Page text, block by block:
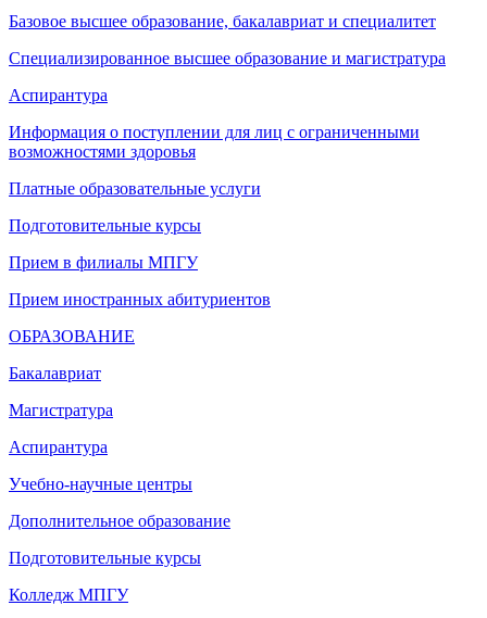
Базовое высшее образование, бакалавриат и специалитет
Специализированное высшее образование и магистратура
Аспирантура
Информация о поступлении для лиц с ограниченными
возможностями здоровья
Платные образовательные услуги
Подготовительные курсы
Прием в филиалы МПГУ
Прием иностранных абитуриентов
ОБРАЗОВАНИЕ
Бакалавриат
Магистратура
Аспирантура
Учебно-научные центры
Дополнительное образование
Подготовительные курсы
Колледж МПГУ